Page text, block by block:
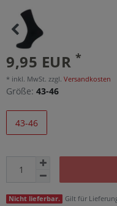
9,95 EUR*
* inkl. MwSt. zzgl. Versandkosten
Größe: 43-46
43-46
Nicht lieferbar.
Gilt für